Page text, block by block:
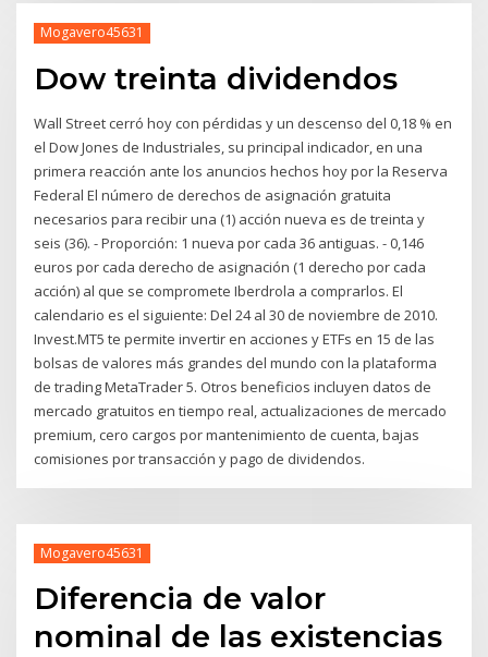
Mogavero45631
Dow treinta dividendos
Wall Street cerró hoy con pérdidas y un descenso del 0,18 % en
el Dow Jones de Industriales, su principal indicador, en una
primera reacción ante los anuncios hechos hoy por la Reserva
Federal El número de derechos de asignación gratuita
necesarios para recibir una (1) acción nueva es de treinta y
seis (36). - Proporción: 1 nueva por cada 36 antiguas. - 0,146
euros por cada derecho de asignación (1 derecho por cada
acción) al que se compromete Iberdrola a comprarlos. El
calendario es el siguiente: Del 24 al 30 de noviembre de 2010.
Invest.MT5 te permite invertir en acciones y ETFs en 15 de las
bolsas de valores más grandes del mundo con la plataforma
de trading MetaTrader 5. Otros beneficios incluyen datos de
mercado gratuitos en tiempo real, actualizaciones de mercado
premium, cero cargos por mantenimiento de cuenta, bajas
comisiones por transacción y pago de dividendos.
Mogavero45631
Diferencia de valor
nominal de las existencias